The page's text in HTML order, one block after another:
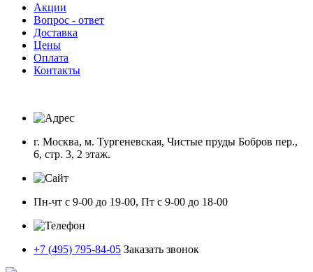
Акции
Вопрос - ответ
Доставка
Цены
Оплата
Контакты
г. Москва, м. Тургеневская, Чистые пруды Бобров пер.,
6, стр. 3, 2 этаж.
Пн-чт с 9-00 до 19-00, Пт с 9-00 до 18-00
+7 (495) 795-84-05 Заказать звонок